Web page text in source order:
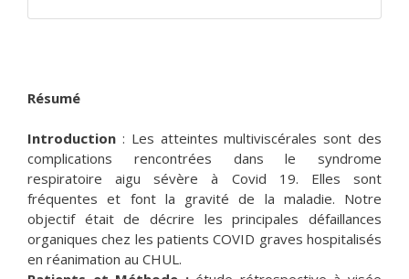
Résumé
Introduction : Les atteintes multiviscérales sont des
complications rencontrées dans le syndrome
respiratoire aigu sévère à Covid 19. Elles sont
fréquentes et font la gravité de la maladie. Notre
objectif était de décrire les principales défaillances
organiques chez les patients COVID graves hospitalisés
en réanimation au CHUL.